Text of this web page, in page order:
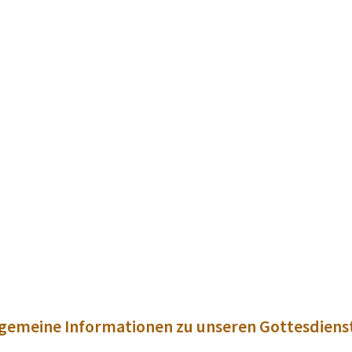
Informationen zu unseren